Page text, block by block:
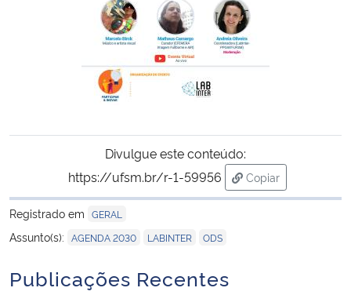
Divulgue este conteúdo:
https://ufsm.br/r-1-59956
Copiar
para área de
Registrado em GERAL
Assunto(s): AGENDA 2030 LABINTER ODS
Publicações Recentes